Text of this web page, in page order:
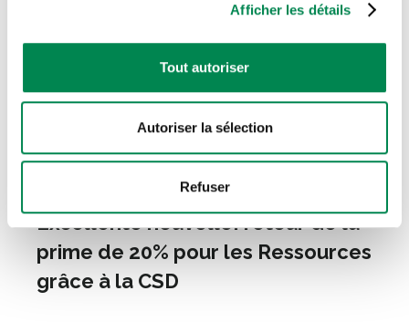
Afficher les détails
Tout autoriser
Autoriser la sélection
Refuser
RESSOURCES DE TYPE FAMILIAL ET CERTAINES
Excellente nouvelle: retour de la
prime de 20% pour les Ressources
grâce à la CSD